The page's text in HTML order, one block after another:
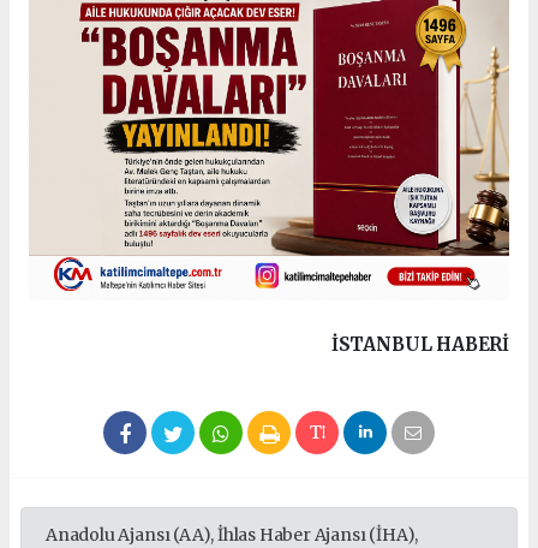
İSTANBUL HABERİ
Anadolu Ajansı (AA), İhlas Haber Ajansı (İHA),